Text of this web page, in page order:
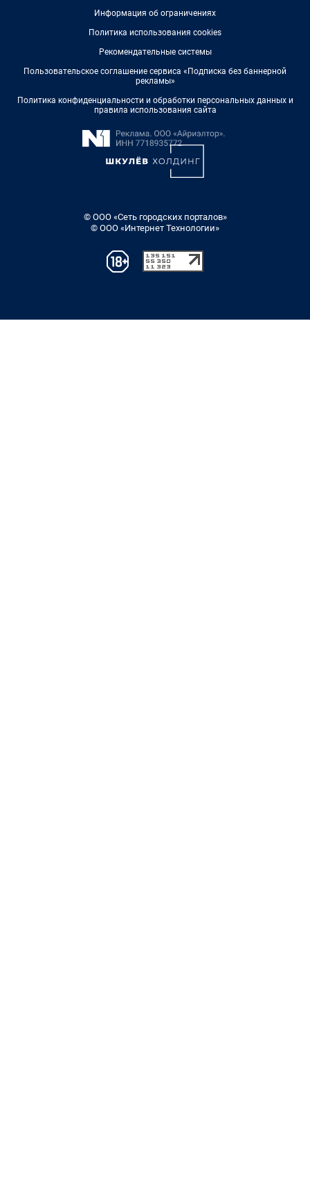
Информация об ограничениях
Политика использования cookies
Рекомендательные системы
Пользовательское соглашение сервиса «Подписка без баннерной
рекламы»
Политика конфиденциальности и обработки персональных данных и
правила использования сайта
© ООО «Сеть городских порталов»
© ООО «Интернет Технологии»